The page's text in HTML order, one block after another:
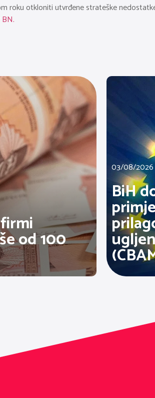
roku otkloniti utvrđene strateške
od 100
03/08/2026
BiH